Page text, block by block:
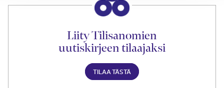
Liity Tilisanomien
uutiskirjeen tilaajaksi
TILAA TÄSTÄ